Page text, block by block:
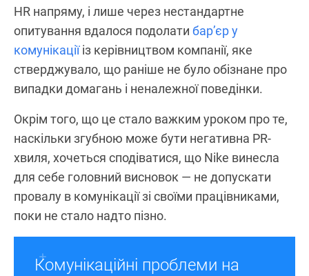
HR напряму, і лише через нестандартне
опитування вдалося подолати бар’єр у
комунікаціїіз керівництвом компанії, яке
стверджувало, що раніше не було обізнане про
випадки домагань і неналежної поведінки.
Окрім того, що це стало важким уроком про те,
наскільки згубною може бути негативна PR-
хвиля, хочеться сподіватися, що Nike винесла
для себе головний висновок — не допускати
провалу в комунікації зі своїми працівниками,
поки не стало надто пізно.
Комунікаційні проблеми на